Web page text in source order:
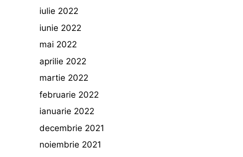
iulie 2022
iunie 2022
mai 2022
aprilie 2022
martie 2022
februarie 2022
ianuarie 2022
decembrie 2021
noiembrie 2021